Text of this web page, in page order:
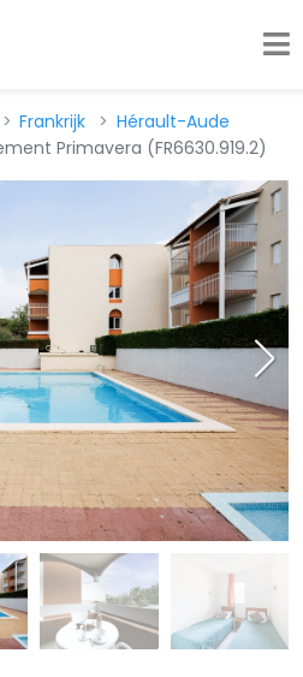
Frankrijk
Hérault-Aude
Primavera (FR6630.919.2)